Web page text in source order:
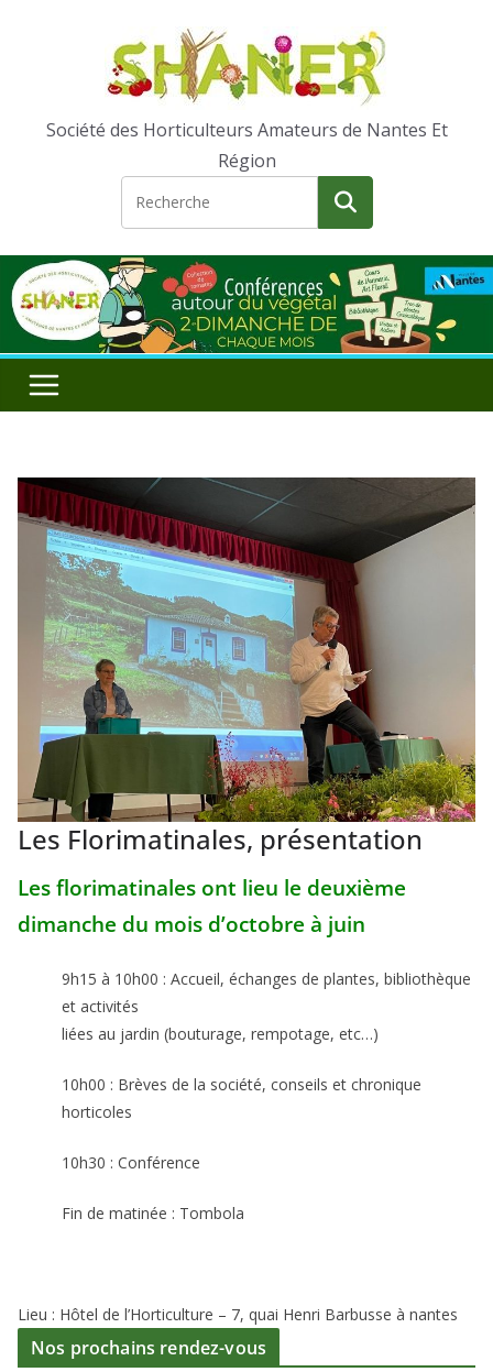
Société des Horticulteurs Amateurs de Nantes Et
Région
Les Florimatinales, présentation
Les florimatinales ont lieu le deuxième
dimanche du mois d’octobre à juin
9h15 à 10h00 : Accueil, échanges de plantes, bibliothèque
et activités
liées au jardin (bouturage, rempotage, etc…)
10h00 : Brèves de la société, conseils et chronique
horticoles
10h30 : Conférence
Fin de matinée : Tombola
Lieu : Hôtel de l’Horticulture – 7, quai Henri Barbusse à nantes
Nos prochains rendez-vous